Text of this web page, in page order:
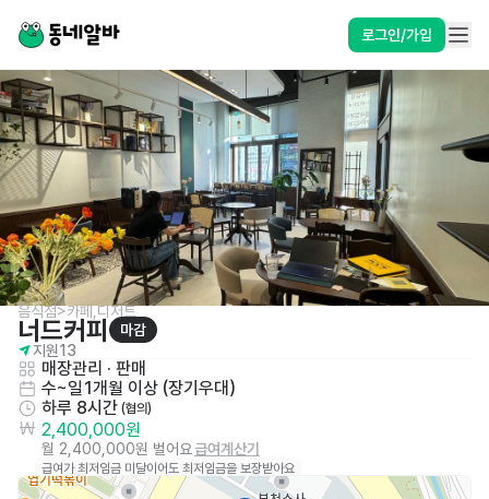
로그인/가입
음식점>카페,디저트
너드커피
마감
지원13
매장관리 · 판매
수~일1개월 이상 (장기우대)
하루 8시간 (협의)
2,400,000원
월 2,400,000원 벌어요급여계산기
급여가 최저임금 미달이어도 최저임금을 보장받아요